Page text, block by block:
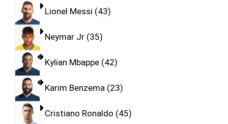
Lionel Messi 43
Neymar Jr 35
Kylian Mbappe 42
Karim Benzema 23
Cristiano Ronaldo 45